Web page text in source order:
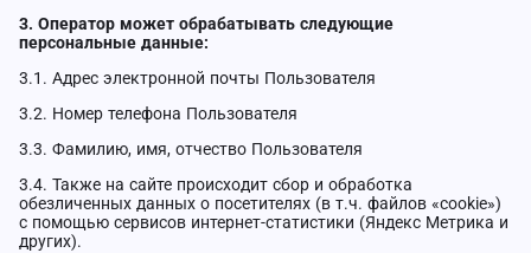
3. Оператор может обрабатывать следующие
персональные данные:
3.1. Адрес электронной почты Пользователя
3.2. Номер телефона Пользователя
3.3. Фамилию, имя, отчество Пользователя
3.4. Также на сайте происходит сбор и обработка
обезличенных данных о посетителях (в т.ч. файлов «cookie»)
с помощью сервисов интернет-статистики (Яндекс Метрика и
других).